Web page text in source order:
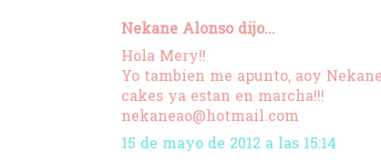
Nekane Alonso dijo...
Hola Mery!!
Yo tambien me apunto, aoy
cakes ya estan en marcha!!!
nekaneao@hotmail.com
15 de mayo de 2012 a las 15:14